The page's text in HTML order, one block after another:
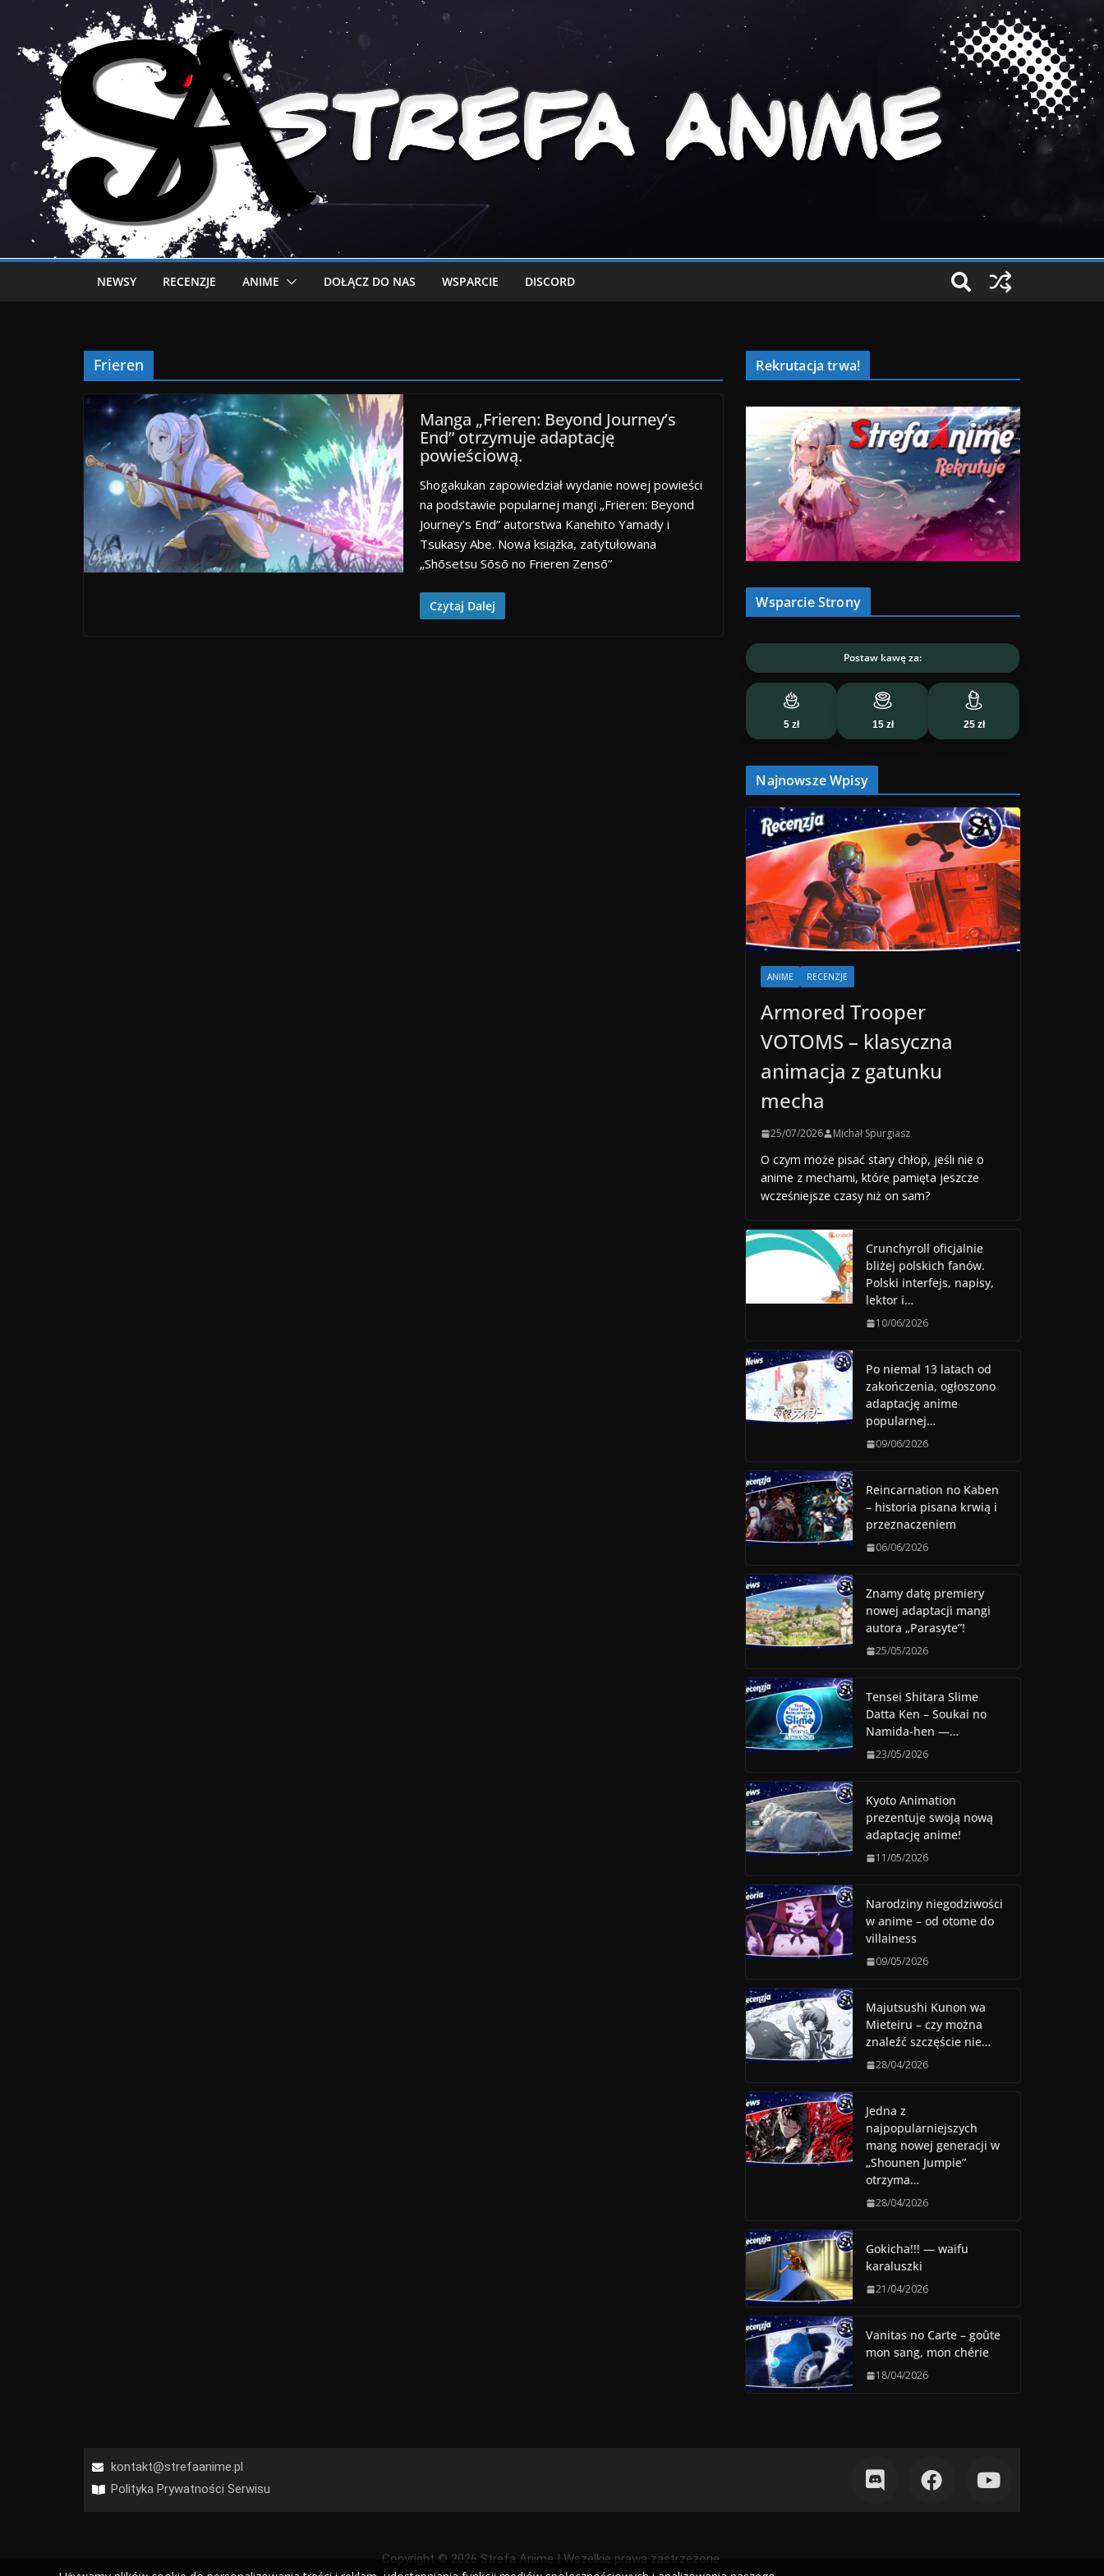
NEWSY RECENZJE ANIME DOŁĄCZ DO NAS WSPARCIE DISCORD
Frieren
Manga „Frieren: Beyond Journey’s
End” otrzymuje adaptację
powieściową.
Shogakukan zapowiedział wydanie nowej powieści
na podstawie popularnej mangi „Frieren: Beyond
Journey’s End” autorstwa Kanehito Yamady i
Tsukasy Abe. Nowa książka, zatytułowana
„Shōsetsu Sōsō no Frieren Zensō”
Czytaj Dalej
Rekrutacja trwa!
Wsparcie Strony
Postaw kawę za:
5 zł 15 zł 25 zł
Najnowsze Wpisy
ANIME RECENZJE
Armored Trooper
VOTOMS – klasyczna
animacja z gatunku
mecha
25/07/2026 Michał Spurgiasz
O czym może pisać stary chłop, jeśli nie o
anime z mechami, które pamięta jeszcze
wcześniejsze czasy niż on sam?
Crunchyroll oficjalnie
bliżej polskich fanów.
Polski interfejs, napisy,
lektor i…
10/06/2026
Po niemal 13 latach od
zakończenia, ogłoszono
adaptację anime
popularnej…
09/06/2026
Reincarnation no Kaben
– historia pisana krwią i
przeznaczeniem
06/06/2026
Znamy datę premiery
nowej adaptacji mangi
autora „Parasyte”!
25/05/2026
Tensei Shitara Slime
Datta Ken – Soukai no
Namida-hen —…
23/05/2026
Kyoto Animation
prezentuje swoją nową
adaptację anime!
11/05/2026
Narodziny niegodziwości
w anime – od otome do
villainess
09/05/2026
Majutsushi Kunon wa
Mieteiru – czy można
znaleźć szczęście nie…
28/04/2026
Jedna z
najpopularniejszych
mang nowej generacji w
„Shounen Jumpie”
otrzyma…
28/04/2026
Gokicha!!! — waifu
karaluszki
21/04/2026
Vanitas no Carte – goûte
mon sang, mon chérie
18/04/2026
kontakt@strefaanime.pl
Polityka Prywatności Serwisu
Copyright © 2026 Strefa Anime | Wszelkie prawa zastrzeżone.